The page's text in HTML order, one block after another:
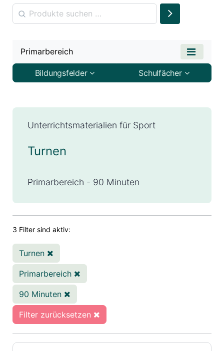
Unterrichtsmaterialien für Sport
Turnen
Primarbereich - 90 Minuten
3 Filter sind aktiv:
Turnen
Primarbereich
90 Minuten
Filter zurücksetzen
Primarbereich
Bildungsfelder Schulfächer